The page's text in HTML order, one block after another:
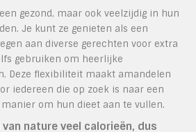
gezond, maar ook veelzijdig in hun
Je kunt ze genieten als een
aan diverse gerechten voor extra
gebruiken om heerlijke
Deze flexibiliteit maakt amandelen
iedereen die op zoek is naar een
om hun dieet aan te vullen.
nature veel calorieën, dus